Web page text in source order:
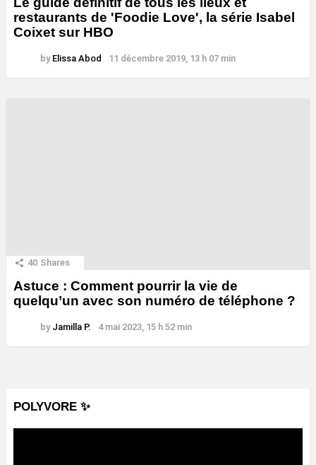
restaurants de 'Foodie Love', la série Isabel
Coixet sur HBO
by Elissa Abod 11 décembre 2019, 13 h 07 min
40 Shares
Astuce : Comment pourrir la vie de
quelqu’un avec son numéro de téléphone ?
by Jamilla P. 4 mai 2023, 15 h 52 min
POLYVORE ✨